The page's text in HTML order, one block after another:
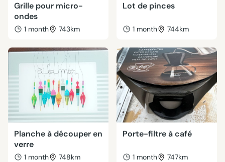
Grille pour micro-
ondes
1 month 743km
Lot de pinces
1 month 744km
Planche à découper en
verre
1 month 748km
Porte-filtre à café
1 month 747km